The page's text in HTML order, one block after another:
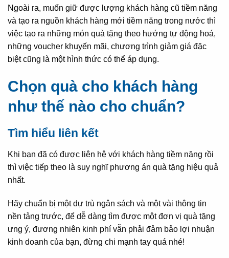
Ngoài ra, muốn giữ được lượng khách hàng cũ tiềm năng
và tạo ra nguồn khách hàng mới tiềm năng trong nước thì
việc tạo ra những món quà tặng theo hướng tự động hoá,
những voucher khuyến mãi, chương trình giảm giá đặc
biệt cũng là một hình thức có thể áp dụng.
Chọn quà cho khách hàng
như thế nào cho chuẩn?
Tìm hiểu liên kết
Khi bạn đã có được liên hệ với khách hàng tiềm năng rồi
thì việc tiếp theo là suy nghĩ phương án quà tặng hiệu quả
nhất.
Hãy chuẩn bị một dự trù ngân sách và một vài thông tin
nền tảng trước, để dễ dàng tìm được một đơn vị quà tặng
ưng ý, đương nhiên kinh phí vẫn phải đảm bảo lợi nhuận
kinh doanh của bạn, đừng chi mạnh tay quá nhé!